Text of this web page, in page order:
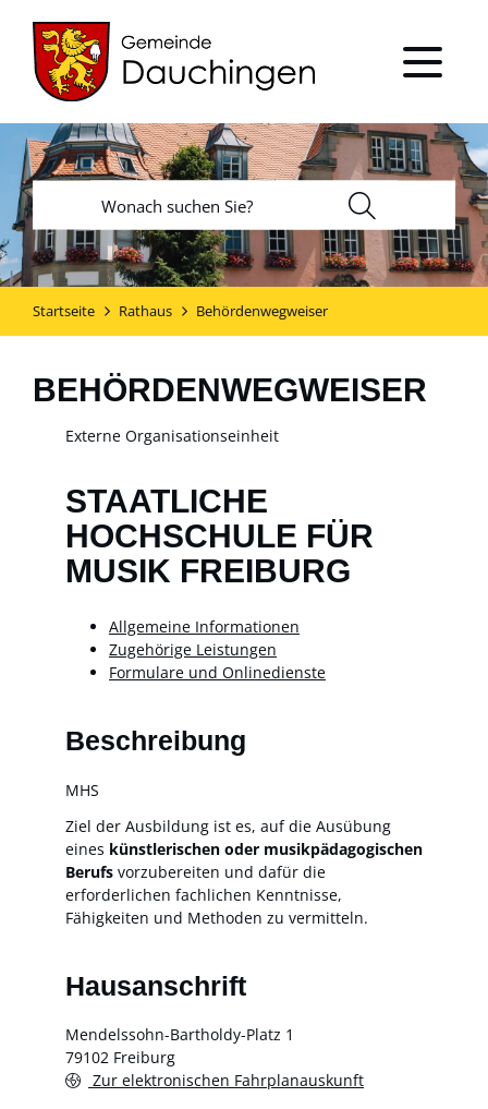
Startseite Rathaus Behördenwegweiser
BEHÖRDENWEGWEISER
Externe Organisationseinheit
STAATLICHE
HOCHSCHULE FÜR
MUSIK FREIBURG
Allgemeine Informationen
Zugehörige Leistungen
Formulare und Onlinedienste
Beschreibung
MHS
Ziel der Ausbildung ist es, auf die Ausübung
eines künstlerischen oder musikpädagogischen
Berufs vorzubereiten und dafür die
erforderlichen fachlichen Kenntnisse,
Fähigkeiten und Methoden zu vermitteln.
Hausanschrift
Mendelssohn-Bartholdy-Platz 1
79102 Freiburg
Zur elektronischen Fahrplanauskunft